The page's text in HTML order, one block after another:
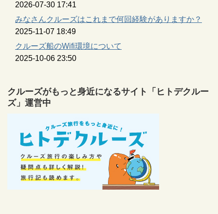
2026-07-30 17:41
みなさんクルーズはこれまで何回経験がありますか？
2025-11-07 18:49
クルーズ船のWifi環境について
2025-10-06 23:50
クルーズがもっと身近になるサイト「ヒトデクルー
ズ」運営中